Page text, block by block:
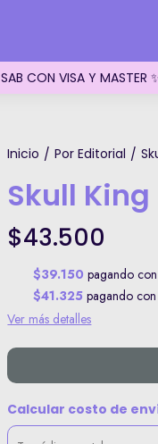
CON VISA Y MASTER
Inicio / Por Editorial /
Skull King
$43.500
$39.150 pagando
$41.325 pagando
Ver más detalles
Calcular costo de